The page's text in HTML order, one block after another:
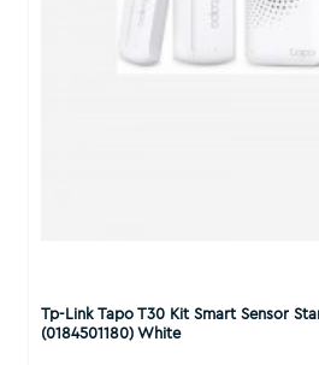
Tp-Link Tapo T30 Kit Smart Sensor
(0184501180) White